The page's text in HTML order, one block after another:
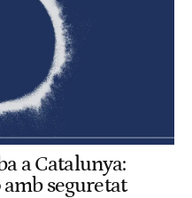
a Catalunya:
seguretat